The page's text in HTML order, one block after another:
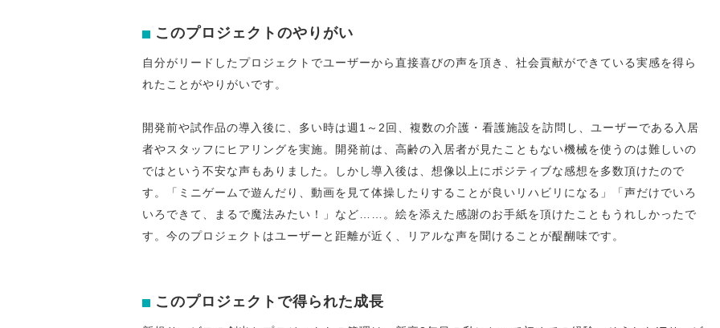
このプロジェクトのやりがい
自分がリードしたプロジェクトでユーザーから直接喜びの声を頂き、社会貢献ができている実感を得ら
れたことがやりがいです。
開発前や試作品の導入後に、多い時は週1～2回、複数の介護・看護施設を訪問し、ユーザーである入居
者やスタッフにヒアリングを実施。開発前は、高齢の入居者が見たこともない機械を使うのは難しいの
ではという不安な声もありました。しかし導入後は、想像以上にポジティブな感想を多数頂けたので
す。「ミニゲームで遊んだり、動画を見て体操したりすることが良いリハビリになる」「声だけでいろ
いろできて、まるで魔法みたい！」など……。絵を添えた感謝のお手紙を頂けたこともうれしかったで
す。今のプロジェクトはユーザーと距離が近く、リアルな声を聞けることが醍醐味です。
このプロジェクトで得られた成長